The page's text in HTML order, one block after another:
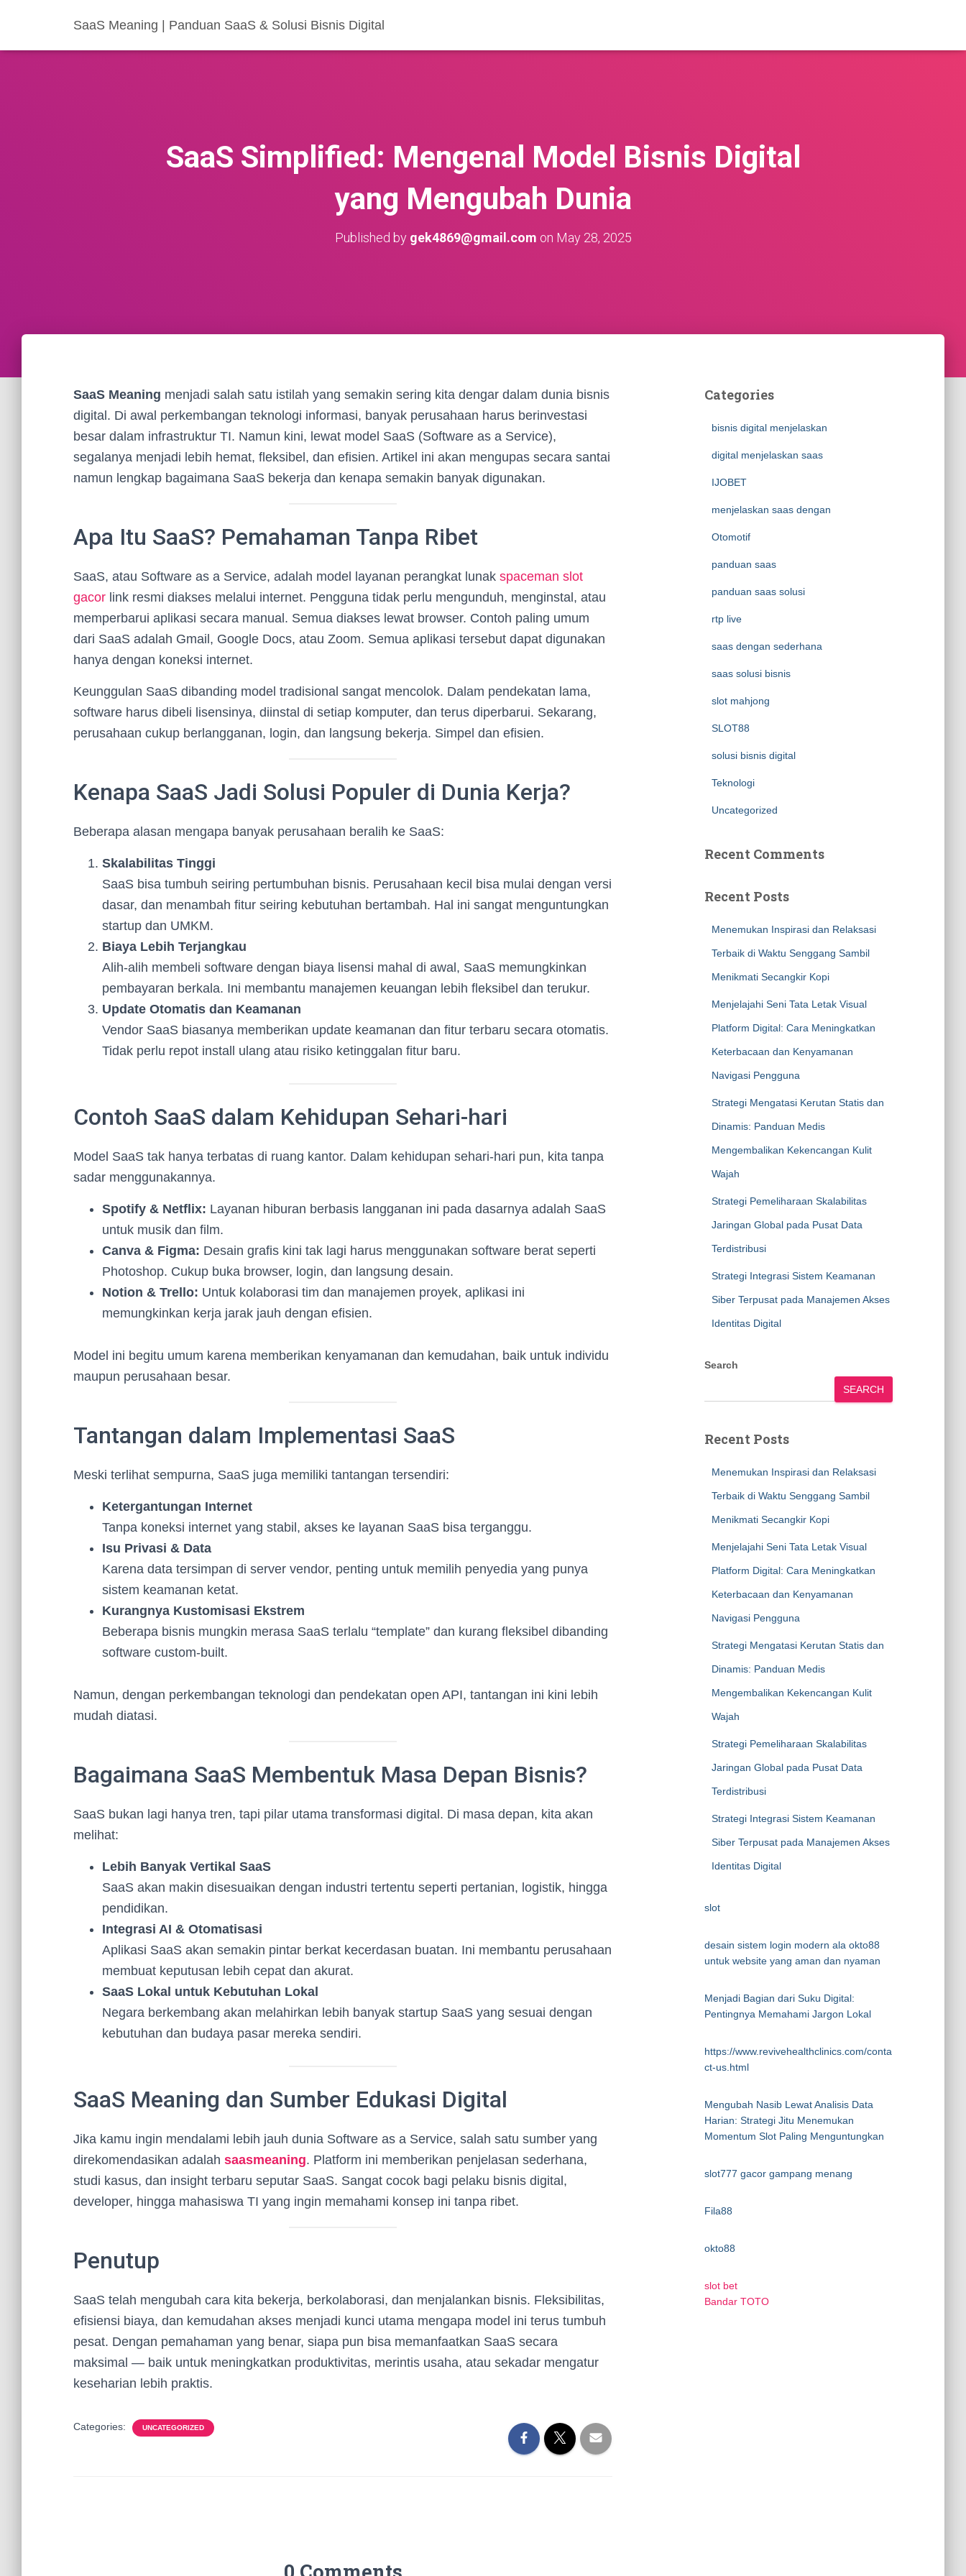
SaaS Meaning | Panduan SaaS & Solusi Bisnis Digital
SaaS Simplified: Mengenal Model Bisnis Digital
yang Mengubah Dunia
Published by gek4869@gmail.com on May 28, 2025
SaaS Meaning menjadi salah satu istilah yang semakin sering kita dengar dalam dunia bisnis
digital. Di awal perkembangan teknologi informasi, banyak perusahaan harus berinvestasi
besar dalam infrastruktur TI. Namun kini, lewat model SaaS (Software as a Service),
segalanya menjadi lebih hemat, fleksibel, dan efisien. Artikel ini akan mengupas secara santai
namun lengkap bagaimana SaaS bekerja dan kenapa semakin banyak digunakan.
Apa Itu SaaS? Pemahaman Tanpa Ribet
SaaS, atau Software as a Service, adalah model layanan perangkat lunak spaceman slot
gacor link resmi diakses melalui internet. Pengguna tidak perlu mengunduh, menginstal, atau
memperbarui aplikasi secara manual. Semua diakses lewat browser. Contoh paling umum
dari SaaS adalah Gmail, Google Docs, atau Zoom. Semua aplikasi tersebut dapat digunakan
hanya dengan koneksi internet.
Keunggulan SaaS dibanding model tradisional sangat mencolok. Dalam pendekatan lama,
software harus dibeli lisensinya, diinstal di setiap komputer, dan terus diperbarui. Sekarang,
perusahaan cukup berlangganan, login, dan langsung bekerja. Simpel dan efisien.
Kenapa SaaS Jadi Solusi Populer di Dunia Kerja?
Beberapa alasan mengapa banyak perusahaan beralih ke SaaS:
Skalabilitas Tinggi
SaaS bisa tumbuh seiring pertumbuhan bisnis. Perusahaan kecil bisa mulai dengan versi
dasar, dan menambah fitur seiring kebutuhan bertambah. Hal ini sangat menguntungkan
startup dan UMKM.
Biaya Lebih Terjangkau
Alih-alih membeli software dengan biaya lisensi mahal di awal, SaaS memungkinkan
pembayaran berkala. Ini membantu manajemen keuangan lebih fleksibel dan terukur.
Update Otomatis dan Keamanan
Vendor SaaS biasanya memberikan update keamanan dan fitur terbaru secara otomatis.
Tidak perlu repot install ulang atau risiko ketinggalan fitur baru.
Contoh SaaS dalam Kehidupan Sehari-hari
Model SaaS tak hanya terbatas di ruang kantor. Dalam kehidupan sehari-hari pun, kita tanpa
sadar menggunakannya.
Spotify & Netflix: Layanan hiburan berbasis langganan ini pada dasarnya adalah SaaS
untuk musik dan film.
Canva & Figma: Desain grafis kini tak lagi harus menggunakan software berat seperti
Photoshop. Cukup buka browser, login, dan langsung desain.
Notion & Trello: Untuk kolaborasi tim dan manajemen proyek, aplikasi ini
memungkinkan kerja jarak jauh dengan efisien.
Model ini begitu umum karena memberikan kenyamanan dan kemudahan, baik untuk individu
maupun perusahaan besar.
Tantangan dalam Implementasi SaaS
Meski terlihat sempurna, SaaS juga memiliki tantangan tersendiri:
Ketergantungan Internet
Tanpa koneksi internet yang stabil, akses ke layanan SaaS bisa terganggu.
Isu Privasi & Data
Karena data tersimpan di server vendor, penting untuk memilih penyedia yang punya
sistem keamanan ketat.
Kurangnya Kustomisasi Ekstrem
Beberapa bisnis mungkin merasa SaaS terlalu “template” dan kurang fleksibel dibanding
software custom-built.
Namun, dengan perkembangan teknologi dan pendekatan open API, tantangan ini kini lebih
mudah diatasi.
Bagaimana SaaS Membentuk Masa Depan Bisnis?
SaaS bukan lagi hanya tren, tapi pilar utama transformasi digital. Di masa depan, kita akan
melihat:
Lebih Banyak Vertikal SaaS
SaaS akan makin disesuaikan dengan industri tertentu seperti pertanian, logistik, hingga
pendidikan.
Integrasi AI & Otomatisasi
Aplikasi SaaS akan semakin pintar berkat kecerdasan buatan. Ini membantu perusahaan
membuat keputusan lebih cepat dan akurat.
SaaS Lokal untuk Kebutuhan Lokal
Negara berkembang akan melahirkan lebih banyak startup SaaS yang sesuai dengan
kebutuhan dan budaya pasar mereka sendiri.
SaaS Meaning dan Sumber Edukasi Digital
Jika kamu ingin mendalami lebih jauh dunia Software as a Service, salah satu sumber yang
direkomendasikan adalah saasmeaning. Platform ini memberikan penjelasan sederhana,
studi kasus, dan insight terbaru seputar SaaS. Sangat cocok bagi pelaku bisnis digital,
developer, hingga mahasiswa TI yang ingin memahami konsep ini tanpa ribet.
Penutup
SaaS telah mengubah cara kita bekerja, berkolaborasi, dan menjalankan bisnis. Fleksibilitas,
efisiensi biaya, dan kemudahan akses menjadi kunci utama mengapa model ini terus tumbuh
pesat. Dengan pemahaman yang benar, siapa pun bisa memanfaatkan SaaS secara
maksimal — baik untuk meningkatkan produktivitas, merintis usaha, atau sekadar mengatur
keseharian lebih praktis.
Categories: UNCATEGORIZED
Categories
bisnis digital menjelaskan
digital menjelaskan saas
IJOBET
menjelaskan saas dengan
Otomotif
panduan saas
panduan saas solusi
rtp live
saas dengan sederhana
saas solusi bisnis
slot mahjong
SLOT88
solusi bisnis digital
Teknologi
Uncategorized
Recent Comments
Recent Posts
Menemukan Inspirasi dan Relaksasi
Terbaik di Waktu Senggang Sambil
Menikmati Secangkir Kopi
Menjelajahi Seni Tata Letak Visual
Platform Digital: Cara Meningkatkan
Keterbacaan dan Kenyamanan
Navigasi Pengguna
Strategi Mengatasi Kerutan Statis dan
Dinamis: Panduan Medis
Mengembalikan Kekencangan Kulit
Wajah
Strategi Pemeliharaan Skalabilitas
Jaringan Global pada Pusat Data
Terdistribusi
Strategi Integrasi Sistem Keamanan
Siber Terpusat pada Manajemen Akses
Identitas Digital
Search
SEARCH
Recent Posts
Menemukan Inspirasi dan Relaksasi
Terbaik di Waktu Senggang Sambil
Menikmati Secangkir Kopi
Menjelajahi Seni Tata Letak Visual
Platform Digital: Cara Meningkatkan
Keterbacaan dan Kenyamanan
Navigasi Pengguna
Strategi Mengatasi Kerutan Statis dan
Dinamis: Panduan Medis
Mengembalikan Kekencangan Kulit
Wajah
Strategi Pemeliharaan Skalabilitas
Jaringan Global pada Pusat Data
Terdistribusi
Strategi Integrasi Sistem Keamanan
Siber Terpusat pada Manajemen Akses
Identitas Digital
slot
desain sistem login modern ala okto88
untuk website yang aman dan nyaman
Menjadi Bagian dari Suku Digital:
Pentingnya Memahami Jargon Lokal
https://www.revivehealthclinics.com/conta
ct-us.html
Mengubah Nasib Lewat Analisis Data
Harian: Strategi Jitu Menemukan
Momentum Slot Paling Menguntungkan
slot777 gacor gampang menang
Fila88
okto88
slot bet
Bandar TOTO